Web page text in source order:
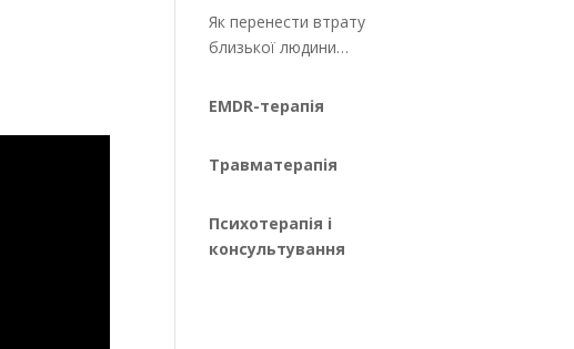
Як перенести втрату
близької людини…
EMDR-терапія
Травматерапія
Психотерапія і
консультування